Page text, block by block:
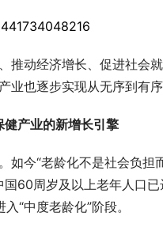
推动经济增长、促进社会
也逐步实现从无序到有序
产业的新增长引擎
今“老龄化不是社会负担
60周岁及以上老年人口已
“中度老龄化”阶段。